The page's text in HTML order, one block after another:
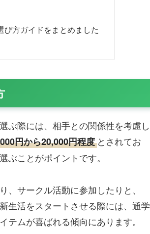
方ガイドをまとめました
ぶ際には、相手との関係性を考慮し
円から20,000円程度 とされてお
ぶことがポイントです。
サークル活動に参加したりと、
生活をスタートさせる際には、通学
ムが喜ばれる傾向にあります。